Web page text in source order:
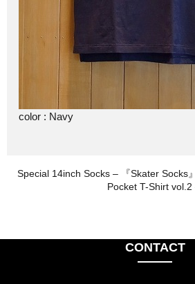
color : Navy
Special 14inch Socks – 『Skater Socks
Pocket T-Shirt
CONTACT